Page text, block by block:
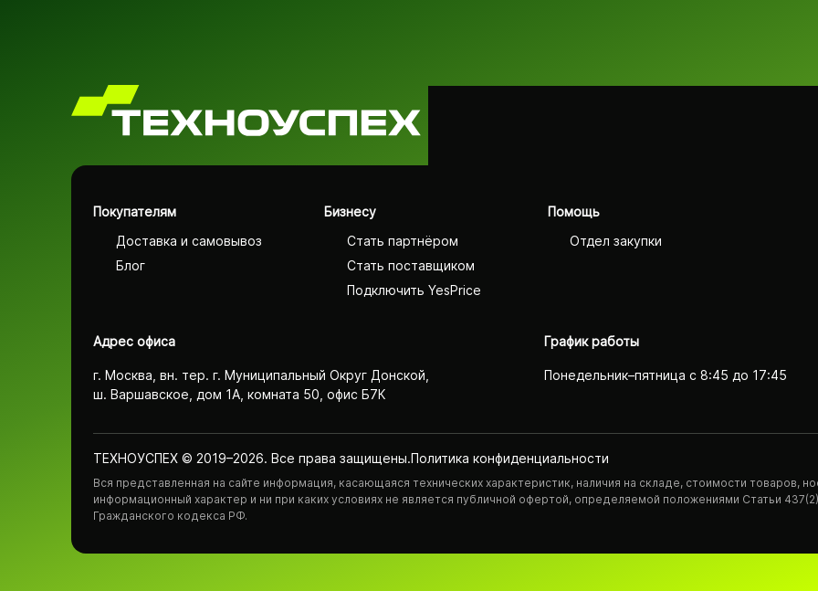
Покупателям
Доставка и самовывоз
Блог
Бизнесу
Стать партнёром
Стать поставщиком
Подключить YesPrice
Помощь
Отдел закупки
Адрес офиса
г. Москва, вн. тер. г. Муниципальный Округ Донской,
ш. Варшавское, дом 1А, комната 50, офис Б7К
График работы
Понедельник–пятница с 8:45 до 17:45
ТЕХНОУСПЕХ © 2019–2026. Все права защищены.Политика конфиденциаль­ности
Вся представленная на сайте информация, касающаяся технических характеристик, наличия на складе, стоимости товаров,
информационный характер и ни при каких условиях не является публичной офертой, определяемой положениями Статьи 437(2)
Гражданского кодекса РФ.